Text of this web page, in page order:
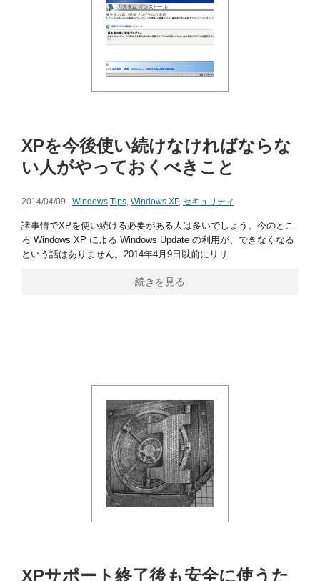
XPを今後使い続けなければならな
い人がやっておくべきこと
2014/04/09 | Windows Tips, Windows XP, セキュリティ
諸事情でXPを使い続ける必要がある人は多いでしょう。今のとこ
ろ Windows XP による Windows Update の利用が、できなくなる
という話はありません。2014年4月9日以前にリリ
続きを見る
XPサポート終了後も安全に使うた